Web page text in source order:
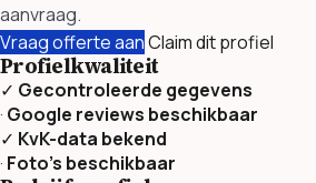
aanvraag.
Vraag offerte aanClaim dit profiel
Profielkwaliteit
✓ Gecontroleerde gegevens
· Google reviews beschikbaar
✓ KvK-data bekend
· Foto’s beschikbaar